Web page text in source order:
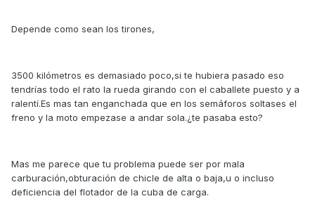
Depende como sean los tirones,
3500 kilómetros es demasiado poco,si te hubiera pasado eso
tendrías todo el rato la rueda girando con el caballete puesto y a
ralentí.Es mas tan enganchada que en los semáforos soltases el
freno y la moto empezase a andar sola.¿te pasaba esto?
Mas me parece que tu problema puede ser por mala
carburación,obturación de chicle de alta o baja,u o incluso
deficiencia del flotador de la cuba de carga.